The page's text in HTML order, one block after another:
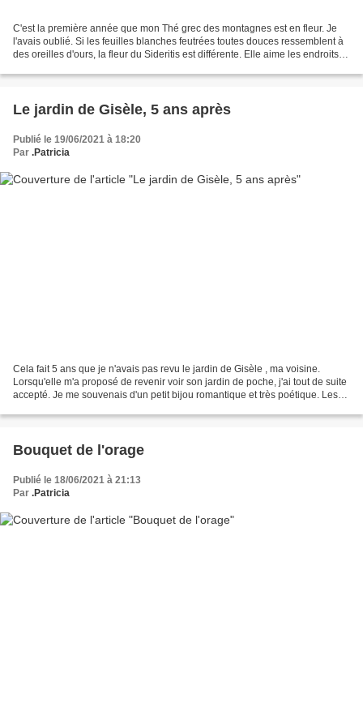
C'est la première année que mon Thé grec des montagnes est en fleur. Je
l'avais oublié. Si les feuilles blanches feutrées toutes douces ressemblent à
des oreilles d'ours, la fleur du Sideritis est différente. Elle aime les endroits
Le jardin de Gisèle, 5 ans après
Publié le 19/06/2021 à 18:20
Par .Patricia
Cela fait 5 ans que je n'avais pas revu le jardin de Gisèle , ma voisine.
Lorsqu'elle m'a proposé de revenir voir son jardin de poche, j'ai tout de suite
accepté. Je me souvenais d'un petit bijou romantique et très poétique. Les
Bouquet de l'orage
Publié le 18/06/2021 à 21:13
Par .Patricia